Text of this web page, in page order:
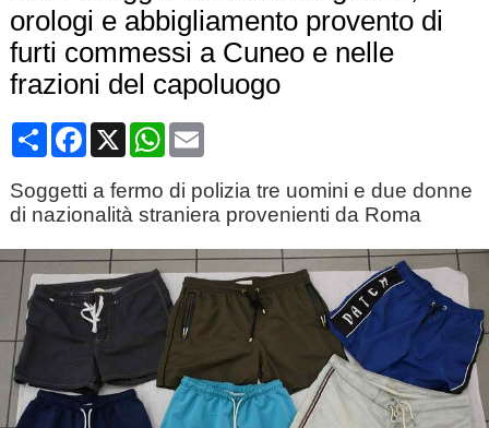
orologi e abbigliamento provento di
furti commessi a Cuneo e nelle
frazioni del capoluogo
CondividiFacebook
X WhatsApp
Email
Soggetti a fermo di polizia tre uomini e due donne
di nazionalità straniera provenienti da Roma